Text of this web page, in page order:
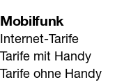
Mobilfunk
Internet-Tarife
Tarife mit Handy
Tarife ohne Handy